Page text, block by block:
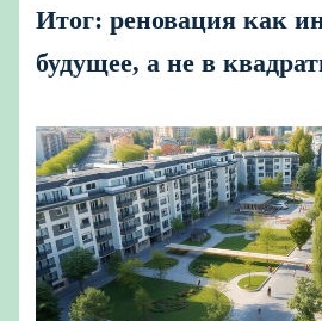
Итог: реновация как
будущее, а не в